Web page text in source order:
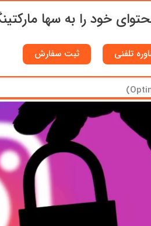
خود را به سها
تلفنی ثبت سفارش